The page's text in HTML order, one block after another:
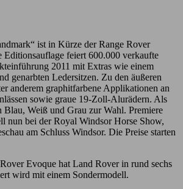
ist in Kürze der Range Rover
Editionsauflage feiert 600.000 verkaufte
2011 mit Extras wie einem
genarbten Ledersitzen. Zu den äußeren
anderem graphitfarbene Applikationen an
sowie graue 19-Zoll-Alurädern. Als
Blau, Weiß und Grau zur Wahl. Premiere
nun bei der Royal Windsor Horse Show,
am Schluss Windsor. Die Preise starten
Evoque hat Land Rover in rund sechs
wird mit einem Sondermodell.